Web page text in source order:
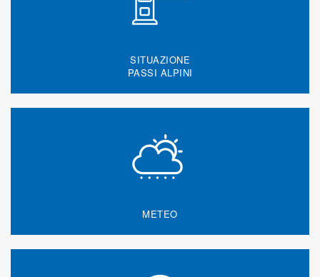
SITUAZIONE
PASSI ALPINI
METEO